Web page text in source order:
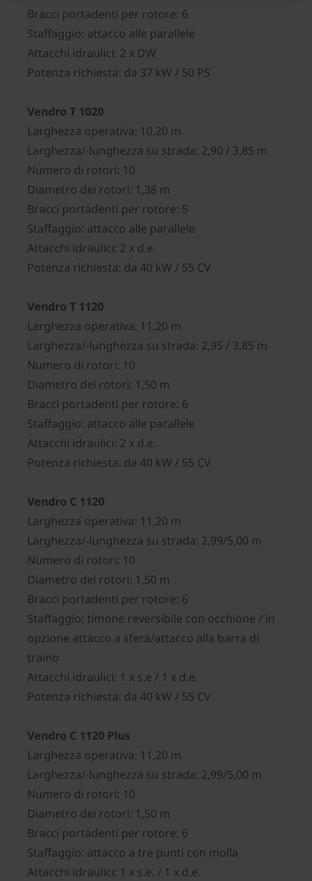
Bracci portadenti per rotore: 6
Staffaggio: attacco alle parallele
Attacchi idraulici: 2 x DW
Potenza richiesta: da 37 kW / 50 PS
Vendro T 1020
Larghezza operativa: 10,20 m
Larghezza/-lunghezza su strada: 2,90 / 3,85 m
Numero di rotori: 10
Diametro dei rotori: 1,38 m
Bracci portadenti per rotore: 5
Staffaggio: attacco alle parallele
Attacchi idraulici: 2 x d.e.
Potenza richiesta: da 40 kW / 55 CV
Vendro T 1120
Larghezza operativa: 11,20 m
Larghezza/-lunghezza su strada: 2,95 / 3,85 m
Numero di rotori: 10
Diametro dei rotori: 1,50 m
Bracci portadenti per rotore: 6
Staffaggio: attacco alle parallele
Attacchi idraulici: 2 x d.e.
Potenza richiesta: da 40 kW / 55 CV
Vendro C 1120
Larghezza operativa: 11,20 m
Larghezza/-lunghezza su strada: 2,99/5,00 m
Numero di rotori: 10
Diametro dei rotori: 1,50 m
Bracci portadenti per rotore: 6
Staffaggio: timone reversibile con occhione / in
opzione attacco a sfera/attacco alla barra di
traino
Attacchi idraulici: 1 x s.e / 1 x d.e.
Potenza richiesta: da 40 kW / 55 CV
Vendro C 1120 Plus
Larghezza operativa: 11,20 m
Larghezza/-lunghezza su strada: 2,99/5,00 m
Numero di rotori: 10
Diametro dei rotori: 1,50 m
Bracci portadenti per rotore: 6
Staffaggio: attacco a tre punti con molla
Attacchi idraulici: 1 x s.e. / 1 x d.e.